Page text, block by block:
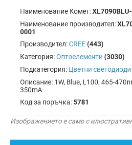
Наименование Комет:
Наименование производител:
0001
Производител:CREE (443)
Категория:Оптоелементи (3030)
Подкатегория: Цветни светодиоди
Описание: 1W, Blue, L100, 465-
350mA
Код за поръчка:5781
Изображението е само с